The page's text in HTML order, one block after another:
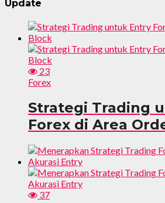
Update
23
Forex
Strategi Trading
Forex di Area
37